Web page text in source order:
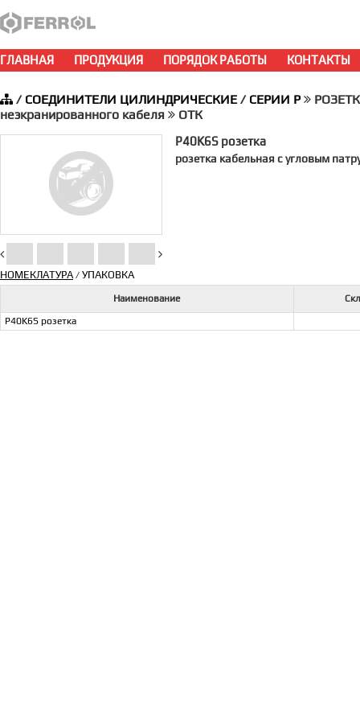
ГЛАВНАЯ ПРОДУКЦИЯ ПОРЯДОК РАБОТЫ КОНТАКТЫ
/ СОЕДИНИТЕЛИ ЦИЛИНДРИЧЕСКИЕ/ СЕРИИ P
неэкранированного кабеля
ОТК
P40K6S розетка
розетка кабельная с угловым
НОМЕКЛАТУРА/ УПАКОВКА
Наименование
P40K6S розетка